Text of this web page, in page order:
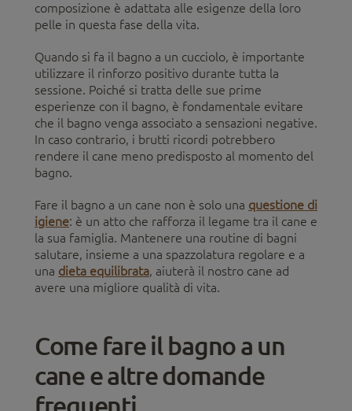
composizione è adattata alle esigenze della loro
pelle in questa fase della vita.
Quando si fa il bagno a un cucciolo, è importante
utilizzare il rinforzo positivo durante tutta la
sessione. Poiché si tratta delle sue prime
esperienze con il bagno, è fondamentale evitare
che il bagno venga associato a sensazioni negative.
In caso contrario, i brutti ricordi potrebbero
rendere il cane meno predisposto al momento del
bagno.
Fare il bagno a un cane non è solo una questione di
igiene: è un atto che rafforza il legame tra il cane e
la sua famiglia. Mantenere una routine di bagni
salutare, insieme a una spazzolatura regolare e a
una dieta equilibrata, aiuterà il nostro cane ad
avere una migliore qualità di vita.
Come fare il bagno a un
cane e altre domande